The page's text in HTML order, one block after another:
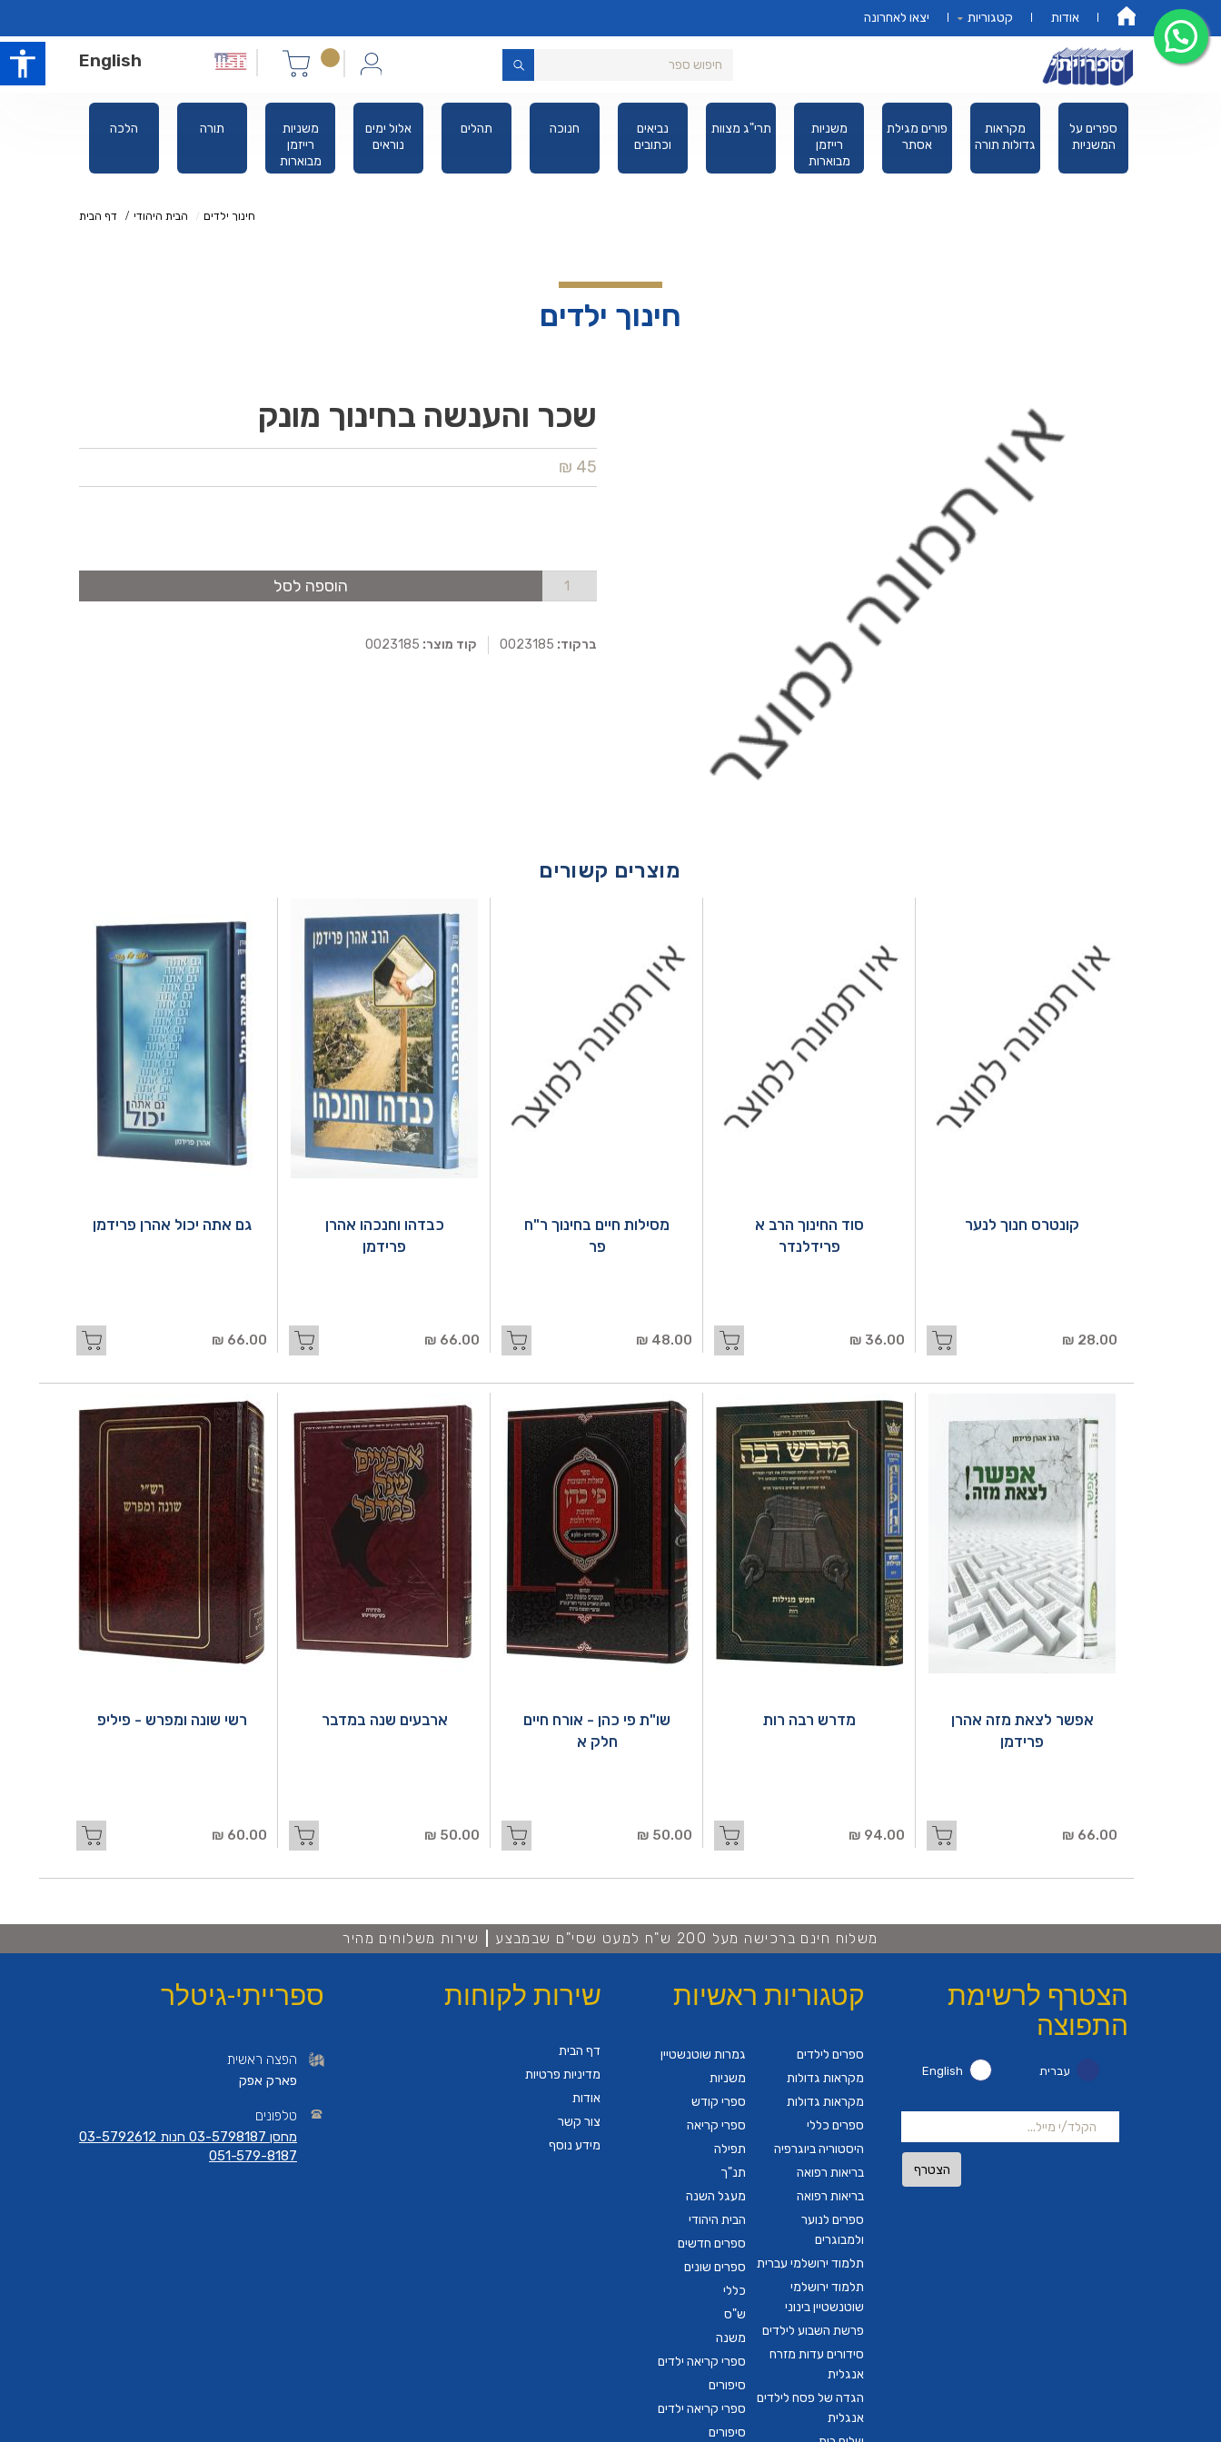
אודות קטגוריות יצאו לאחרונה
English
הלכה תורה
משניות
רייזמן
מבוארות
אלול ימים
נוראים
תהלים חנוכה
נביאים
וכתובים
תרי"ג מצוות
משניות
רייזמן
מבוארות
מהדורת כיס
פורים מגילת
אסתר
מקראות
גדולות תורה
ספרים על
המשניות
דף הבית הבית היהודי חינוך ילדים
חינוך ילדים
שכר והענשה בחינוך מונק
45 ₪
הוספה לסל
ברקוד: קוד מוצר:
מוצרים קשורים
קונטרס חנוך לנער
28.00 ₪
סוד החינוך הרב א
פרידלנדר
36.00 ₪
מסילות חיים בחינוך ר"ח
פר
48.00 ₪
כבדהו וחנכהו אהרן
פרידמן
66.00 ₪
גם אתה יכול אהרן פרידמן
66.00 ₪
אפשר לצאת מזה אהרן
פרידמן
66.00 ₪
מדרש רבה רות
94.00 ₪
שו"ת פי כהן - אורח חיים
חלק א
50.00 ₪
ארבעים שנה במדבר
50.00 ₪
רשי שונה ומפרש - פיליפ
60.00 ₪
משלוח חינם ברכישה מעל 200 ש"ח למעט שסי"ם שבמבצע שירות משלוחים מהיר
ספרייתי-גיטלר
הפצה ראשית
פארק אפק
טלפונים
מחסן 03-5798187 חנות 03-5792612
051-579-8187
הצטרף לרשימת
התפוצה
עברית English
הצטרף
קטגוריות ראשיות
גמרות שוטנשטיין
משניות
ספרי קודש
ספרי קריאה
תפילה
תנ"ך
מעגל השנה
הבית היהודי
ספרים חדשים
ספרים שונים
כללי
ש"ס
משנה
ספרי קריאה ילדים
סיפורים
ספרי קריאה ילדים
סיפורים
ספרים לילדים
מקראות גדולות
מקראות גדולות
ספרים כללי
היסטוריה ביוגרפיה
בריאות רפואה
בריאות רפואה
ספרים לנוער
ולמבוגרים
תלמוד ירושלמי עברית
תלמוד ירושלמי
שוטנשטיין בינוני
פרשת השבוע לילדים
סידורים עדות מזרח
אנגלית
הגדה של פסח לילדים
אנגלית
שירות לקוחות
דף הבית
מדיניות פרטיות
אודות
צור קשר
מידע נוסף